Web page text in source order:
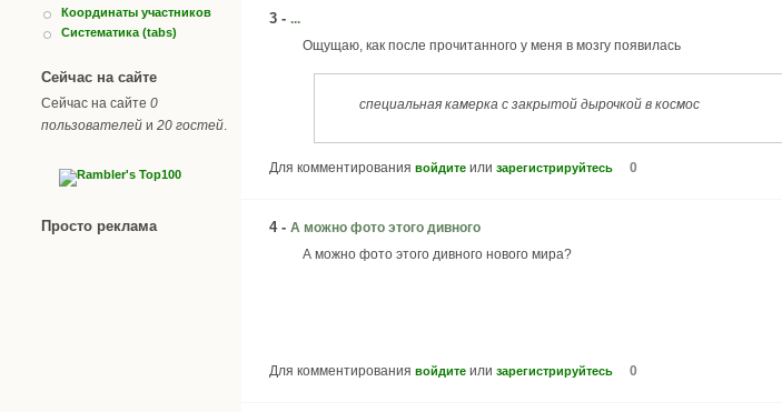
Координаты участников
Систематика (tabs)
Сейчас на сайте
Сейчас на сайте 0
пользователей и 20 гостей
Просто реклама
3 - ...
Ощущаю, как после прочитанного у меня в мозгу появилась
специальная камерка с закрытой дырочкой в космос
Для комментирования войдите или зарегистрируйтесь 0
4 - А можно фото этого дивного
А можно фото этого дивного нового мира?
Для комментирования войдите или зарегистрируйтесь 0